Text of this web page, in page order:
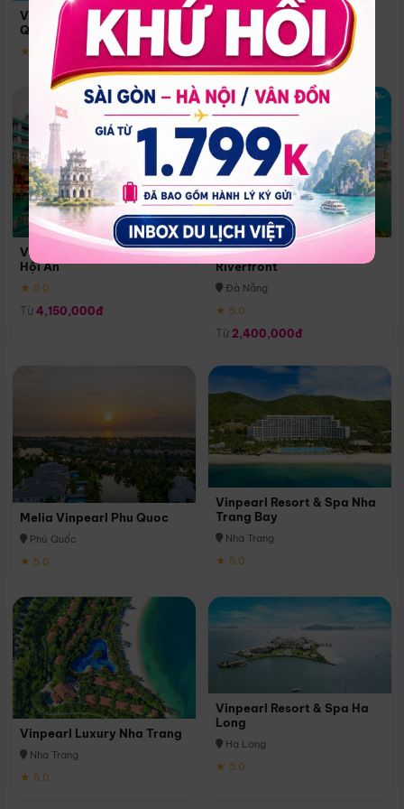
Vinpearl Resort & Spa Phu
Quoc
★ 5.0
Quoc
Phú Quốc
★ 5.0
Vinpearl Resort & Golf Nam
Hội An
★ 5.0
Từ 4,150,000đ
Melia Vinpearl Danang
Riverfront
Đà Nẵng
★ 5.0
Từ 2,400,000đ
Melia Vinpearl Phu Quoc
Phú Quốc
★ 5.0
Vinpearl Resort & Spa Nha
Trang Bay
Nha Trang
★ 5.0
Vinpearl Luxury Nha Trang
Nha Trang
★ 5.0
Vinpearl Resort & Spa Ha
Long
Hạ Long
★ 5.0